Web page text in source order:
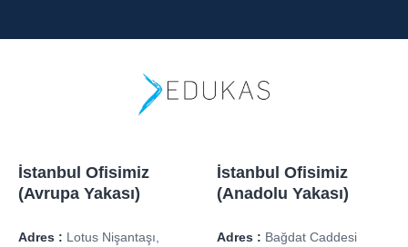
İstanbul Ofisimiz
(Avrupa Yakası)
Adres : Lotus Nişantaşı,
İstanbul Ofisimiz
(Anadolu Yakası)
Adres : Bağdat Caddesi